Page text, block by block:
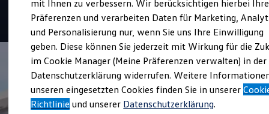
Bulli Historie
Branchenlösungen & Gewerbekunden
Umbaulösungen und Hersteller finden
Auf- und Umbauten entdecken & konfigurieren
Groß- und Sonderkunden
Großkunden
Kommunen & Behörden
Journalisten
Sportvereine
Branchenlösungen
4.8| 144 Bewertungen
mit Ihnen zu verbessern. Wir berücksichtigen hierbei Ihre
Präferenzen und verarbeiten Daten für Marketing,
und Personalisierung nur, wenn Sie uns Ihre Einwilligung
geben. Diese können Sie jederzeit mit Wirkung für die
im Cookie Manager (Meine Präferenzen verwalten) in der
Datenschutzerklärung widerrufen. Weitere
unseren eingesetzten Cookies finden Sie in unserer
Richtlinie und unserer Datenschutzerklärung.